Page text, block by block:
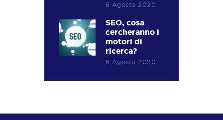
6 Agosto 2020
SEO, cosa
cercheranno i
motori di
ricerca?
6 Agosto 2020